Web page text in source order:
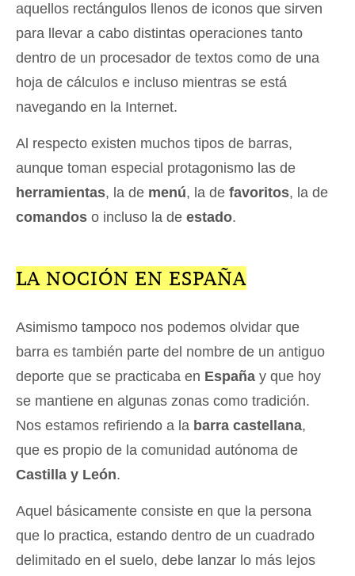
aquellos rectángulos llenos de iconos que sirven
para llevar a cabo distintas operaciones tanto
dentro de un procesador de textos como de una
hoja de cálculos e incluso mientras se está
navegando en la Internet.
Al respecto existen muchos tipos de barras,
aunque toman especial protagonismo las de
herramientas, la de menú, la de favoritos, la de
comandos o incluso la de estado.
LA NOCIÓN EN ESPAÑA
Asimismo tampoco nos podemos olvidar que
barra es también parte del nombre de un antiguo
deporte que se practicaba en España y que hoy
se mantiene en algunas zonas como tradición.
Nos estamos refiriendo a la barra castellana,
que es propio de la comunidad autónoma de
Castilla y León.
Aquel básicamente consiste en que la persona
que lo practica, estando dentro de un cuadrado
delimitado en el suelo, debe lanzar lo más lejos